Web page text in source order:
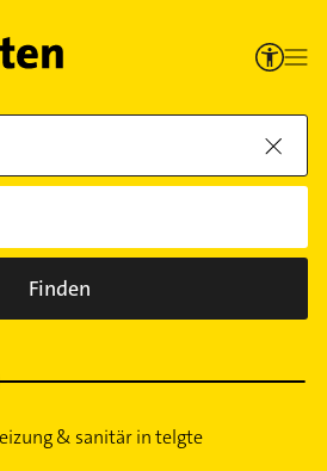
Finden